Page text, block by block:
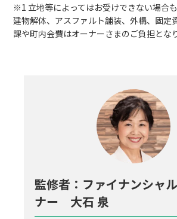
※1 立地等によってはお受けできない場合も
建物解体、アスファルト舗装、外構、固定
課や町内会費はオーナーさまのご負担とな
監修者：ファイナンシャ
ナー 大石 泉